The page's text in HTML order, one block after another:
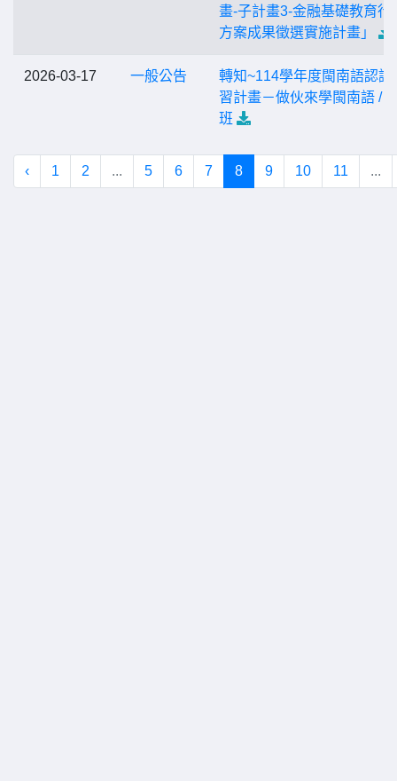
畫-子計畫3-金融基礎教育行
方案成果徵選實施計畫」
2026-03-17 一般公告
轉知~114學年度閩南語認證
習計畫－做伙來學閩南語 /
班
‹ 1 2 ... 5 6 7 8 9 10 11 ...